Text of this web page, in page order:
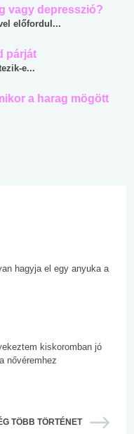
vagy depresszió?
előfordul...
párját
e...
a harag mögött
hagyja el egy anyuka a
kiskoromban jó
nővéremhez
TÖBB TÖRTÉNET